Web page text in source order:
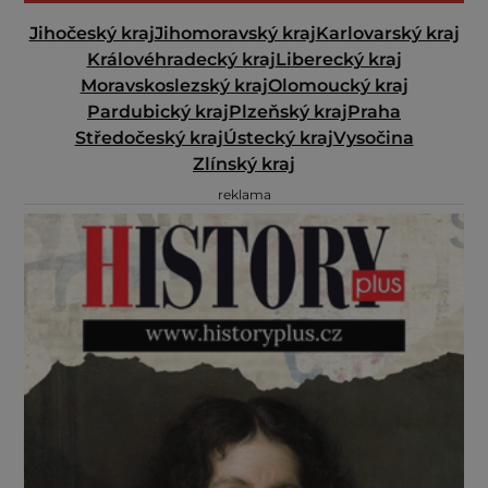
Jihočeský krajJihomoravský krajKarlovarský kraj
Královéhradecký krajLiberecký kraj
Moravskoslezský krajOlomoucký kraj
Pardubický krajPlzeňský krajPraha
Středočeský krajÚstecký krajVysočina
Zlínský kraj
reklama